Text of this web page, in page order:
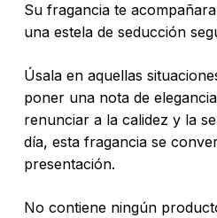
Su fragancia te acompañara
una estela de seducción
Úsala en aquellas
poner una nota de
renunciar a la calidez y la
día, esta fragancia se
presentación.
No contiene ningún